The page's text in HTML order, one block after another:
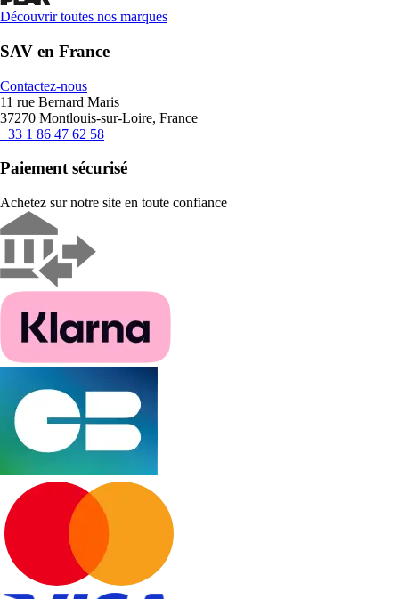
Découvrir toutes nos marques
SAV en France
Contactez-nous
11 rue Bernard Maris
37270 Montlouis-sur-Loire, France
+33 1 86 47 62 58
Paiement sécurisé
Achetez sur notre site en toute confiance